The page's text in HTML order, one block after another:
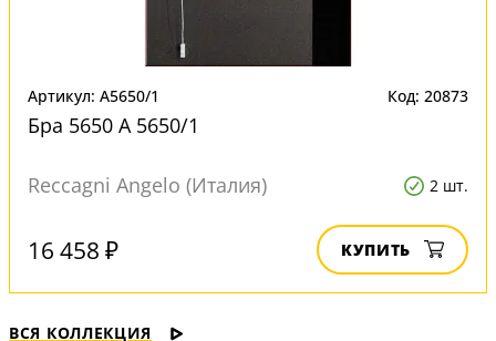
Артикул: A5650/1 Код: 20873
Бра 5650 A 5650/1
Reccagni Angelo (Италия) 2 шт.
16 458 ₽ КУПИТЬ
ВСЯ КОЛЛЕКЦИЯ